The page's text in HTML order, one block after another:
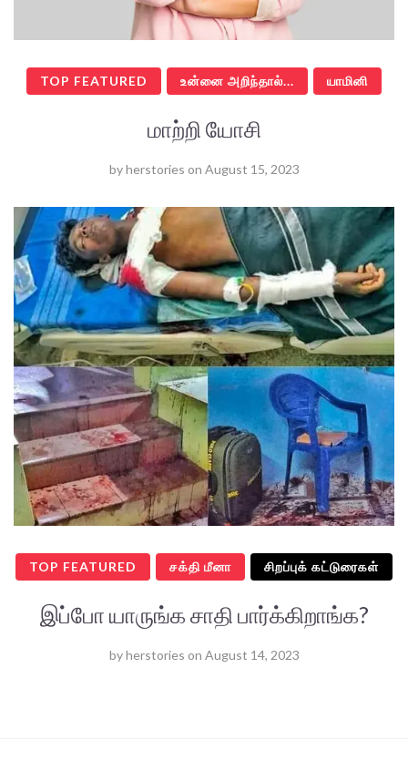
TOP FEATURED உன்னை அறிந்தால்... யாமினி
மாற்றி யோசி
byherstories on August 15, 2023
TOP FEATURED சக்தி மீனா சிறப்புக் கட்டுரைகள்
இப்போ யாருங்க சாதி பார்க்கிறாங்க?
byherstories on August 14, 2023